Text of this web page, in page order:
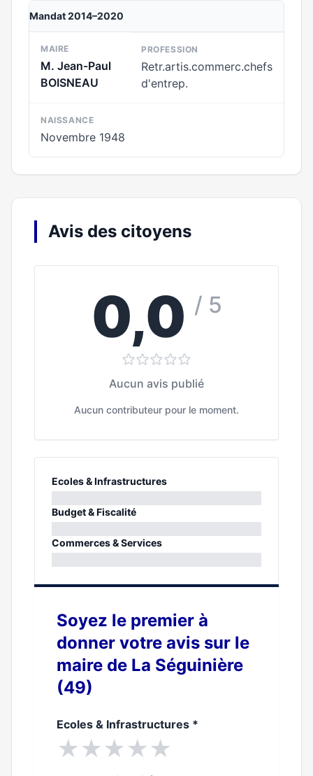
Mandat 2014–2020
MAIRE
M. Jean-Paul
BOISNEAU
PROFESSION
Retr.artis.commerc.chefs
d'entrep.
NAISSANCE
Novembre 1948
Avis des citoyens
0,0 / 5
Aucun avis publié
Aucun contributeur pour le moment.
Ecoles & Infrastructures
0%
Budget & Fiscalité
0%
Commerces & Services
Soyez le premier à
donner votre avis sur le
maire de La Séguinière
(49)
Ecoles & Infrastructures *
★★★★★